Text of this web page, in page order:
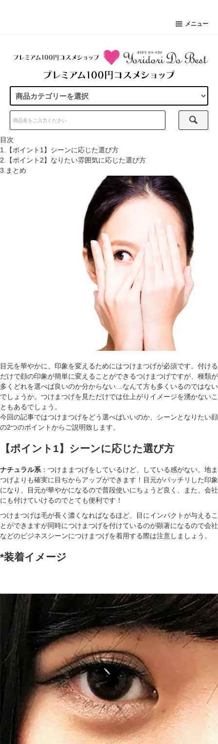
メニュー
目次
1.【ポイント1】シーンに応じた選び方
2.【ポイント2】なりたい雰囲気に応じた選び方
3.まとめ
目元を華やかに、印象を変えるためにはつけまつげが必須です。付ける
だけで顔の印象が簡単に変えることができるつけまつげですが、種類が
多くどれを選べば良いのか分からない…なんて方も多くいるのではない
でしょうか。つけまつげを見ただけでは仕上がりイメージを湧かないこ
ともあるでしょう。
今回の記事ではつけまつげをどう選べばいいのか、シーンとなりたい顔
の2つのポイントからご説明致します。
【ポイント1】シーンに応じた選び方
ナチュラル系 ：つけままつげをしているけど、している感がない。地ま
つげよりも確実に目ぢからアップができます！目元がパッチリした印象
になり、目元が華やかになるので普段使いにちょうど良く、また、会社
にも付けていけるのでとても便利です！
つけまつげは毛が長く濃くなればなるほど、目にインパクトが与えるこ
とができますが同時につけまつげを付けているのが顕著になるので会社
などのビジネスシーンにつけまつげを着用する際は注意しましょう。
*装着イメージ